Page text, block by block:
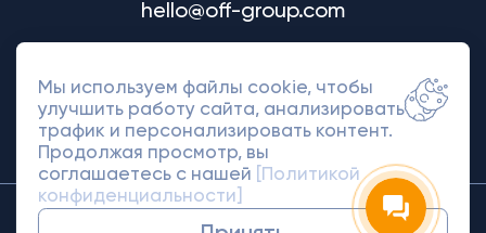
hello@off-group.com
© 2018-2026 Off Group. Товарный знак
Мы используем файлы cookie, чтобы
улучшить работу сайта, анализировать
трафик и персонализировать контент.
Продолжая просмотр, вы
соглашаетесь с нашей
[Политикой
конфиденциальности]